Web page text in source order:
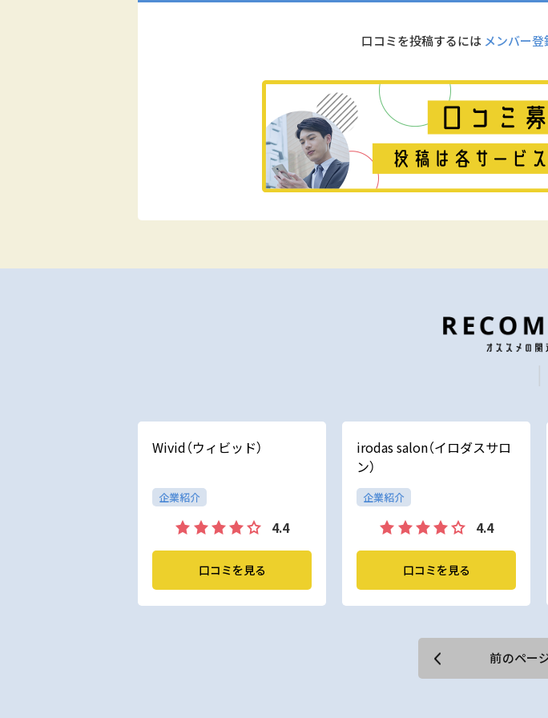
口コミを投稿するには メンバー登
Wivid（ウィビッド）
企業紹介
4.4
口コミを見る
irodas salon（イロダスサロ
ン）
企業紹介
4.4
口コミを見る
前のペー